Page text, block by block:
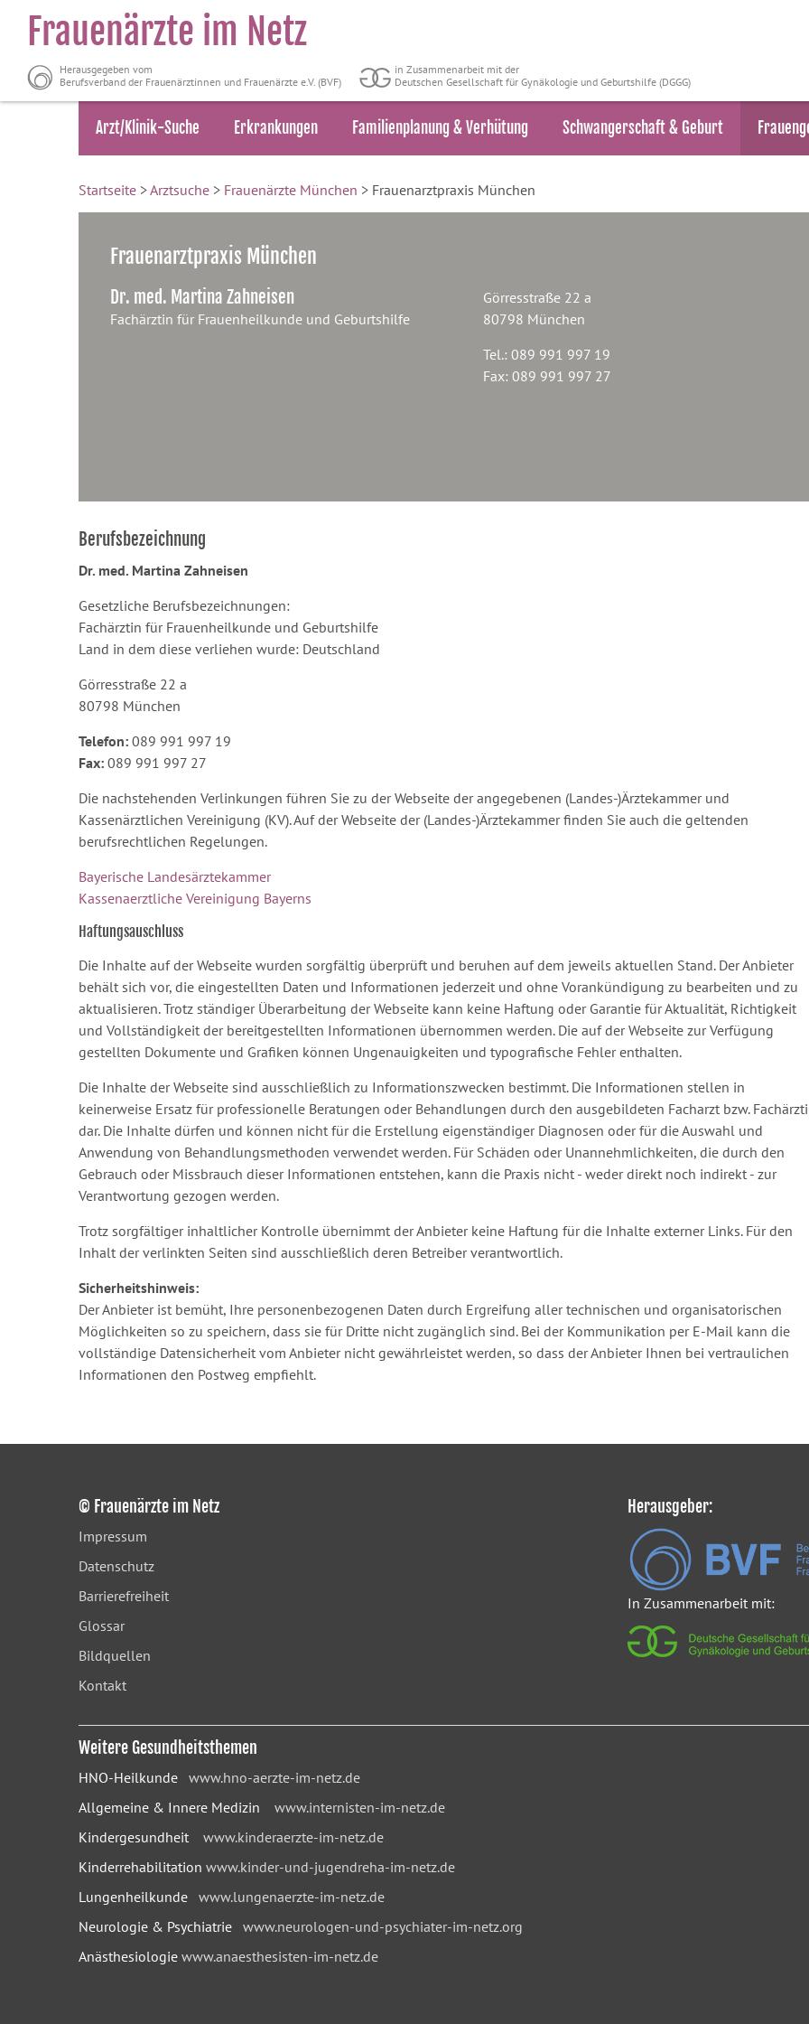
Frauenärzte im Netz
Herausgegeben vom
Berufsverband der Frauenärztinnen und Frauenärzte e.V. (BVF)
in Zusammenarbeit mit der
Deutschen Gesellschaft für Gynäkologie und Geburtshilfe (DGGG)
Arzt/Klinik-Suche Erkrankungen Familienplanung & Verhütung Schwangerschaft & Geburt
Startseite >Arztsuche > Frauenärzte München > Frauenarztpraxis München
Frauenarztpraxis München
Dr. med. Martina Zahneisen
Fachärztin für Frauenheilkunde und Geburtshilfe
Görresstraße 22 a
80798 München
Tel.: 089 991 997 19
Fax: 089 991 997 27
Berufsbezeichnung
Dr. med. Martina Zahneisen
Gesetzliche Berufsbezeichnungen:
Fachärztin für Frauenheilkunde und Geburtshilfe
Land in dem diese verliehen wurde: Deutschland
Görresstraße 22 a
80798 München
Telefon: 089 991 997 19
Fax: 089 991 997 27
Die nachstehenden Verlinkungen führen Sie zu der Webseite der angegebenen (Landes-)Ärztekammer und
Kassenärztlichen Vereinigung (KV). Auf der Webseite der (Landes-)Ärztekammer finden Sie auch die geltenden
berufsrechtlichen Regelungen.
Bayerische Landesärztekammer
Kassenaerztliche Vereinigung Bayerns
Haftungsauschluss
Die Inhalte auf der Webseite wurden sorgfältig überprüft und beruhen auf dem jeweils aktuellen Stand. Der Anbieter
behält sich vor, die eingestellten Daten und Informationen jederzeit und ohne Vorankündigung zu bearbeiten und zu
aktualisieren. Trotz ständiger Überarbeitung der Webseite kann keine Haftung oder Garantie für Aktualität, Richtigkeit
und Vollständigkeit der bereitgestellten Informationen übernommen werden. Die auf der Webseite zur Verfügung
gestellten Dokumente und Grafiken können Ungenauigkeiten und typografische Fehler enthalten.
Die Inhalte der Webseite sind ausschließlich zu Informationszwecken bestimmt. Die Informationen stellen in
keinerweise Ersatz für professionelle Beratungen oder Behandlungen durch den ausgebildeten Facharzt bzw.
dar. Die Inhalte dürfen und können nicht für die Erstellung eigenständiger Diagnosen oder für die Auswahl und
Anwendung von Behandlungsmethoden verwendet werden. Für Schäden oder Unannehmlichkeiten, die durch den
Gebrauch oder Missbrauch dieser Informationen entstehen, kann die Praxis nicht - weder direkt noch indirekt - zur
Verantwortung gezogen werden.
Trotz sorgfältiger inhaltlicher Kontrolle übernimmt der Anbieter keine Haftung für die Inhalte externer Links. Für den
Inhalt der verlinkten Seiten sind ausschließlich deren Betreiber verantwortlich.
Sicherheitshinweis:
Der Anbieter ist bemüht, Ihre personenbezogenen Daten durch Ergreifung aller technischen und organisatorischen
Möglichkeiten so zu speichern, dass sie für Dritte nicht zugänglich sind. Bei der Kommunikation per E-Mail kann die
vollständige Datensicherheit vom Anbieter nicht gewährleistet werden, so dass der Anbieter Ihnen bei vertraulichen
Informationen den Postweg empfiehlt.
© Frauenärzte im Netz
Impressum
Datenschutz
Barrierefreiheit
Glossar
Bildquellen
Kontakt
Herausgeber:
In Zusammenarbeit mit:
Weitere Gesundheitsthemen
HNO-Heilkunde www.hno-aerzte-im-netz.de
Allgemeine & Innere Medizin www.internisten-im-netz.de
Kindergesundheit www.kinderaerzte-im-netz.de
Kinderrehabilitation www.kinder-und-jugendreha-im-netz.de
Lungenheilkunde www.lungenaerzte-im-netz.de
Neurologie & Psychiatrie www.neurologen-und-psychiater-im-netz.org
Anästhesiologie www.anaesthesisten-im-netz.de